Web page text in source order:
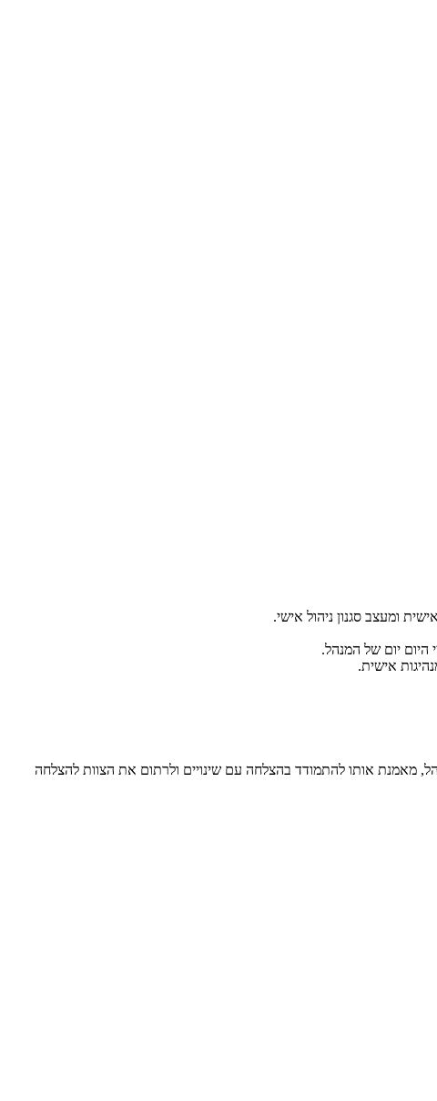
ומעצב סגנון ניהול אישי.
היום יום של המנהל.
אישית.
מאמנת אותו להתמודד בהצלחה עם שינויים ולרתום את הצוות להצלחה